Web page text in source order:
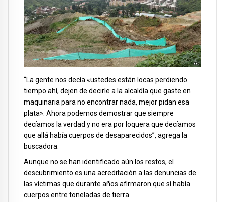
“La gente nos decía «ustedes están locas perdiendo
tiempo ahí, dejen de decirle a la alcaldía que gaste en
maquinaria para no encontrar nada, mejor pidan esa
plata». Ahora podemos demostrar que siempre
decíamos la verdad y no era por loquera que decíamos
que allá había cuerpos de desaparecidos”, agrega la
buscadora.
Aunque no se han identificado aún los restos, el
descubrimiento es una acreditación a las denuncias de
las víctimas que durante años afirmaron que sí había
cuerpos entre toneladas de tierra.